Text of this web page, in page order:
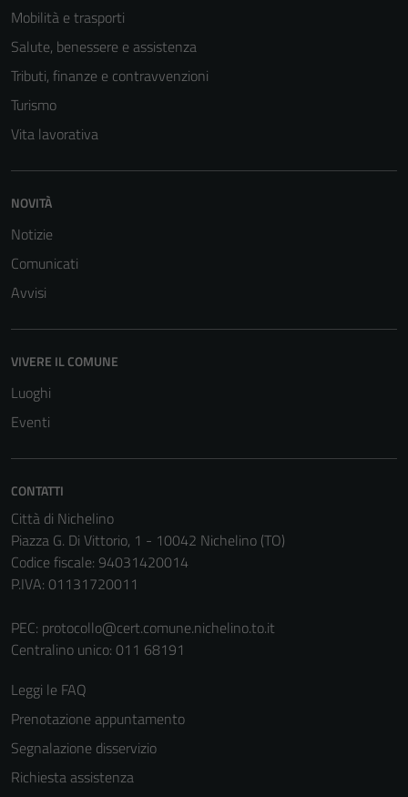
Mobilità e trasporti
Salute, benessere e assistenza
Tributi, finanze e contravvenzioni
Turismo
Vita lavorativa
NOVITÀ
Notizie
Comunicati
Avvisi
VIVERE IL COMUNE
Luoghi
Eventi
CONTATTI
Città di Nichelino
Piazza G. Di Vittorio, 1 - 10042 Nichelino (TO)
Codice fiscale: 94031420014
P.IVA: 01131720011
PEC: protocollo@cert.comune.nichelino.to.it
Centralino unico: 011 68191
Leggi le FAQ
Prenotazione appuntamento
Segnalazione disservizio
Richiesta assistenza